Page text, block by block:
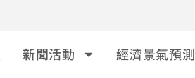
新聞活動 經濟景氣預測